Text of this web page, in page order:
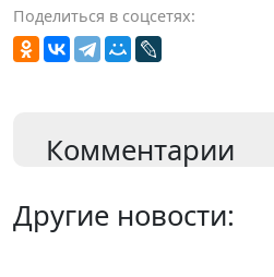
Поделиться в соцсетях:
Комментарии
Другие новости: